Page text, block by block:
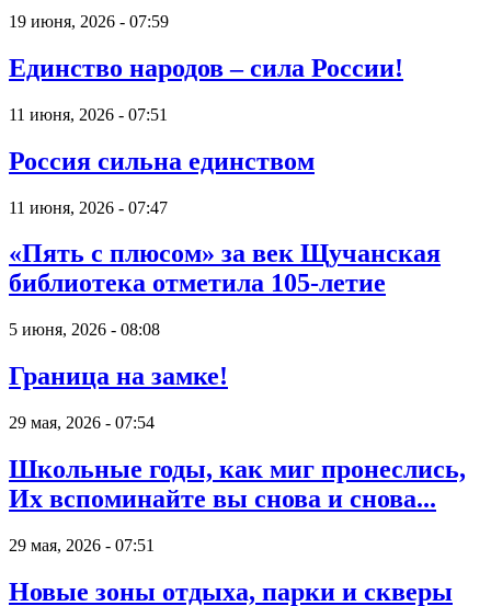
19 июня, 2026 - 07:59
Единство народов – сила России!
11 июня, 2026 - 07:51
Россия сильна единством
11 июня, 2026 - 07:47
«Пять с плюсом» за век Щучанская
библиотека отметила 105-летие
5 июня, 2026 - 08:08
Граница на замке!
29 мая, 2026 - 07:54
Школьные годы, как миг пронеслись,
Их вспоминайте вы снова и снова...
29 мая, 2026 - 07:51
Новые зоны отдыха, парки и скверы